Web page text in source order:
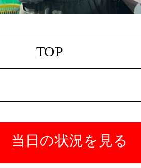
TOP
当日の状況を見る